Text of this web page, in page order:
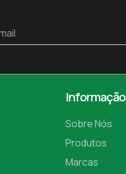
Informação
Sobre Nós
Produtos
Marcas